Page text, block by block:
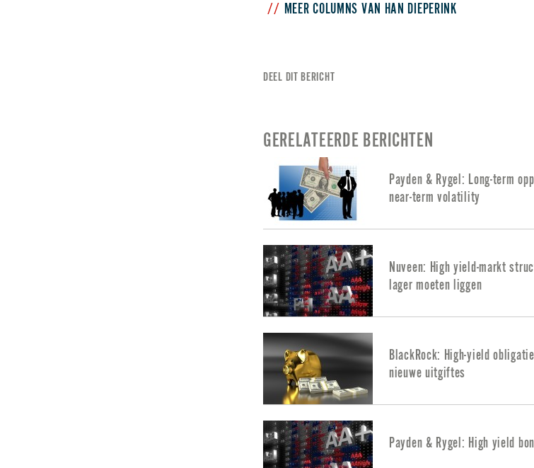
MEER COLUMNS VAN HAN DIEPERINK
DEEL DIT BERICHT
GERELATEERDE BERICHTEN
Payden & Rygel: Long-term
near-term volatility
Nuveen: High yield-markt
lager moeten liggen
BlackRock: High-yield
nieuwe uitgiftes
Payden & Rygel: High yield